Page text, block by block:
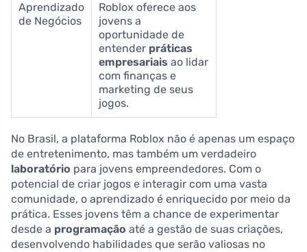
Aprendizado
de Negócios
Roblox oferece aos
jovens a
oportunidade de
entender práticas
empresariais ao lidar
com finanças e
marketing de seus
jogos.
No Brasil, a plataforma Roblox não é apenas um espaço
de entretenimento, mas também um verdadeiro
laboratório para jovens empreendedores. Com o
potencial de criar jogos e interagir com uma vasta
comunidade, o aprendizado é enriquecido por meio da
prática. Esses jovens têm a chance de experimentar
desde a programação até a gestão de suas criações,
desenvolvendo habilidades que serão valiosas no